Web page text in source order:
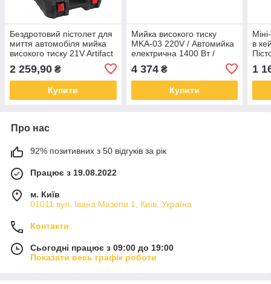
Бездротовий пістолет для
миття автомобіля мийка
високого тиску 21V Artifact
2 259,90 ₴
Купити
Мийка високого тиску
MKA-03 220V / Автомийка
електрична 1400 Вт /
Потужна мийка для авто,
саду, поливу
4 374₴
Купити
в
1
Про нас
92% позитивних з 50 відгуків за рік
Працює з 19.08.2022
м. Київ
01011 вул. Івана Мазепи 1, Київ, Україна
Контакти
Сьогодні працює з 09:00 до 19:00
Показати весь графік роботи